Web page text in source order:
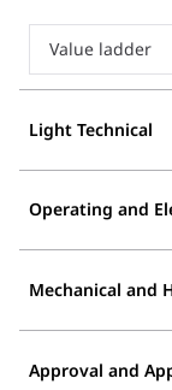
Value ladder
Light Technical
Operating and
Mechanical and
Approval and